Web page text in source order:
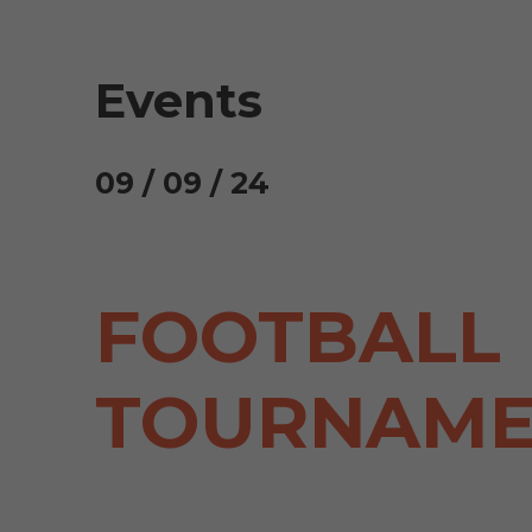
Events
09 / 09 / 24
FOOTBALL